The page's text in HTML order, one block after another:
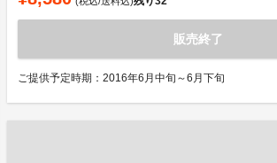
販売終了
ご提供予定時期：2016年6月中旬～6月下旬